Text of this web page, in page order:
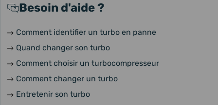
Besoin d'aide ?
Comment identifier un turbo en panne
Quand changer son turbo
Comment choisir un turbocompresseur
Comment changer un turbo
Entretenir son turbo